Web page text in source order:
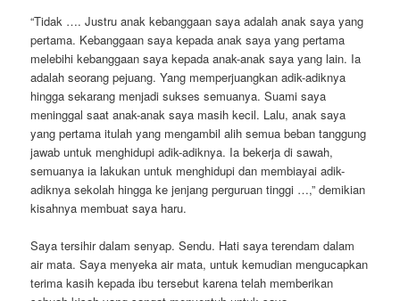
“Tidak …. Justru anak kebanggaan saya adalah anak saya yang
pertama. Kebanggaan saya kepada anak saya yang pertama
melebihi kebanggaan saya kepada anak-anak saya yang lain. Ia
adalah seorang pejuang. Yang memperjuangkan adik-adiknya
hingga sekarang menjadi sukses semuanya. Suami saya
meninggal saat anak-anak saya masih kecil. Lalu, anak saya
yang pertama itulah yang mengambil alih semua beban tanggung
jawab untuk menghidupi adik-adiknya. Ia bekerja di sawah,
semuanya ia lakukan untuk menghidupi dan membiayai adik-
adiknya sekolah hingga ke jenjang perguruan tinggi …,” demikian
kisahnya membuat saya haru.
Saya tersihir dalam senyap. Sendu. Hati saya terendam dalam
air mata. Saya menyeka air mata, untuk kemudian mengucapkan
terima kasih kepada ibu tersebut karena telah memberikan